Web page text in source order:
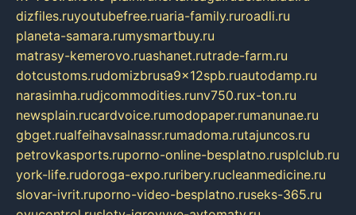
dizfiles.ruyoutubefree.ruaria-family.ruroadli.ru
planeta-samara.rumysmartbuy.ru
matrasy-kemerovo.ruashanet.rutrade-farm.ru
dotcustoms.rudomizbrusa9x12spb.ruautodamp.ru
narasimha.rudjcommodities.runv750.rux-ton.ru
newsplain.rucardvoice.rumodopaper.rumanunae.ru
gbget.rualfeihavsalnassr.rumadoma.rutajuncos.ru
petrovkasports.ruporno-online-besplatno.rusplclub.ru
york-life.rudoroga-expo.ruribery.rucleanmedicine.ru
slovar-ivrit.ruporno-video-besplatno.ruseks-365.ru